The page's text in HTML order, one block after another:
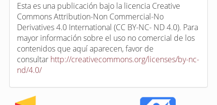
Esta es una publicación bajo la licencia Creative
Commons Attribution-Non Commercial-No
Derivatives 4.0 International (CC BY-NC- ND 4.0). Para
mayor información sobre el uso no comercial de los
contenidos que aquí aparecen, favor de
consultar http://creativecommons.org/licenses/by-nc-
nd/4.0/